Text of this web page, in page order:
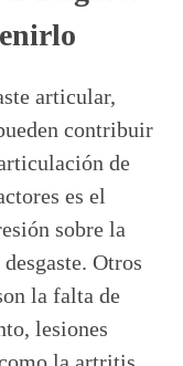
articular,
contribuir
de
es el
sobre la
Otros
la falta de
lesiones